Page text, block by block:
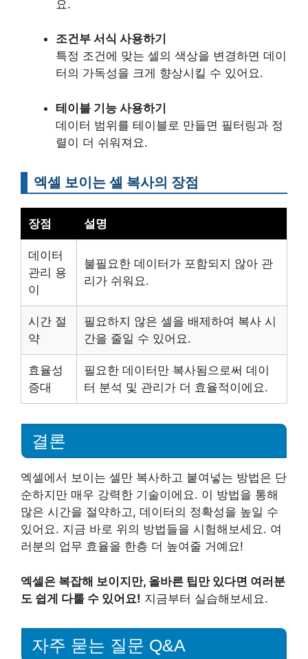
요.
조건부 서식 사용하기
특정 조건에 맞는 셀의 색상을 변경하면 데이
터의 가독성을 크게 향상시킬 수 있어요.
테이블 기능 사용하기
데이터 범위를 테이블로 만들면 필터링과 정
렬이 더 쉬워져요.
엑셀 보이는 셀 복사의 장점
장점 설명
데이터
관리 용
이
불필요한 데이터가 포함되지 않아 관
리가 쉬워요.
시간 절
약
필요하지 않은 셀을 배제하여 복사 시
간을 줄일 수 있어요.
효율성
증대
필요한 데이터만 복사됨으로써 데이
터 분석 및 관리가 더 효율적이에요.
결론
엑셀에서 보이는 셀만 복사하고 붙여넣는 방법은 단
순하지만 매우 강력한 기술이에요. 이 방법을 통해
많은 시간을 절약하고, 데이터의 정확성을 높일 수
있어요. 지금 바로 위의 방법들을 시험해보세요. 여
러분의 업무 효율을 한층 더 높여줄 거예요!
엑셀은 복잡해 보이지만, 올바른 팁만 있다면 여러분
도 쉽게 다룰 수 있어요! 지금부터 실습해보세요.
자주 묻는 질문 Q&A